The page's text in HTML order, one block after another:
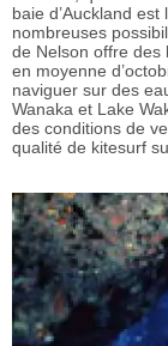
baie d’Auckland
nombreuses
de Nelson offre
en moyenne
naviguer sur des
Wanaka et Lake
des conditions de
qualité de kitesurf